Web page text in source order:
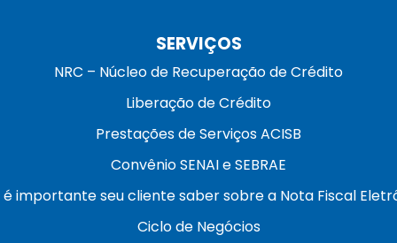
SERVIÇOS
NRC – Núcleo de Recuperação de Crédito
Liberação de Crédito
Prestações de Serviços ACISB
Convênio SENAI e SEBRAE
é importante seu cliente saber sobre a Nota Fiscal
Ciclo de Negócios